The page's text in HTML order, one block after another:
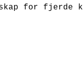
for